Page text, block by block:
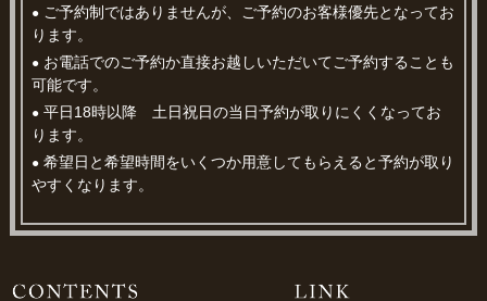
● ご予約制ではありませんが、ご予約のお客様優先となってお
ります。
● お電話でのご予約か直接お越しいただいてご予約することも
可能です。
● 平日18時以降 土日祝日の当日予約が取りにくくなってお
ります。
● 希望日と希望時間をいくつか用意してもらえると予約が取り
やすくなります。